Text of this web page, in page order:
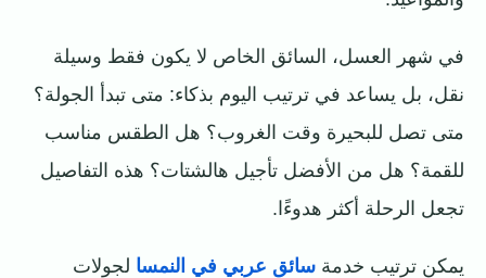
في شهر العسل، السائق الخاص لا يكون فقط وسيلة
نقل، بل يساعد في ترتيب اليوم بذكاء: متى تبدأ الجولة؟
متى تصل للبحيرة وقت الغروب؟ هل الطقس مناسب
للقمة؟ هل من الأفضل تأجيل هالشتات؟ هذه التفاصيل
تجعل الرحلة أكثر هدوءًا.
يمكن ترتيب خدمة سائق عربي في النمسا لجولات